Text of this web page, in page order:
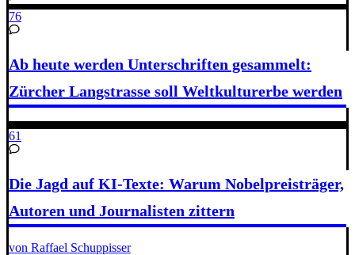
76
Ab heute werden Unterschriften gesammelt:
Zürcher Langstrasse soll Weltkulturerbe werden
61
Die Jagd auf KI-Texte: Warum Nobelpreisträger,
Autoren und Journalisten zittern
von Raffael Schuppisser